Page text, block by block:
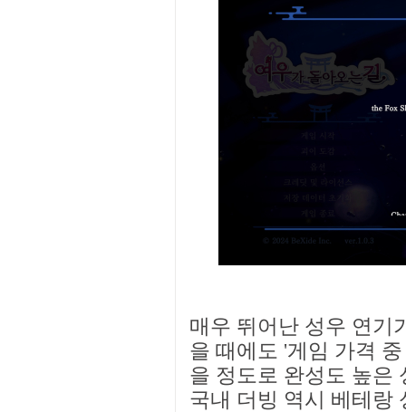
매우 뛰어난 성우 연기
을 때에도 '게임 가격
을 정도로 완성도 높은
국내 더빙 역시 베테랑